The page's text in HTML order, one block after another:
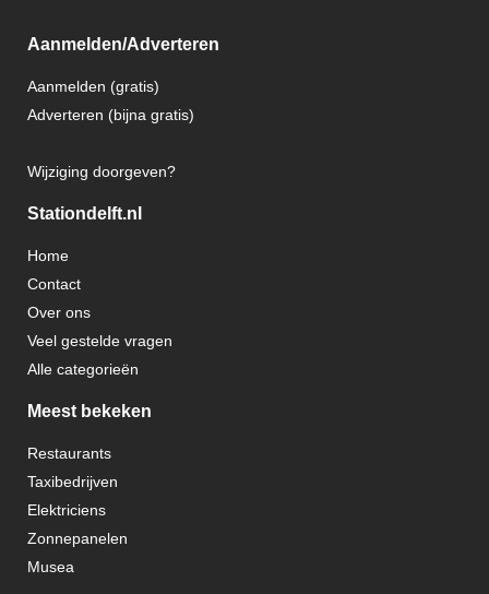
Aanmelden/Adverteren
Aanmelden (gratis)
Adverteren (bijna gratis)
Wijziging doorgeven?
Stationdelft.nl
Home
Contact
Over ons
Veel gestelde vragen
Alle categorieën
Meest bekeken
Restaurants
Taxibedrijven
Elektriciens
Zonnepanelen
Musea